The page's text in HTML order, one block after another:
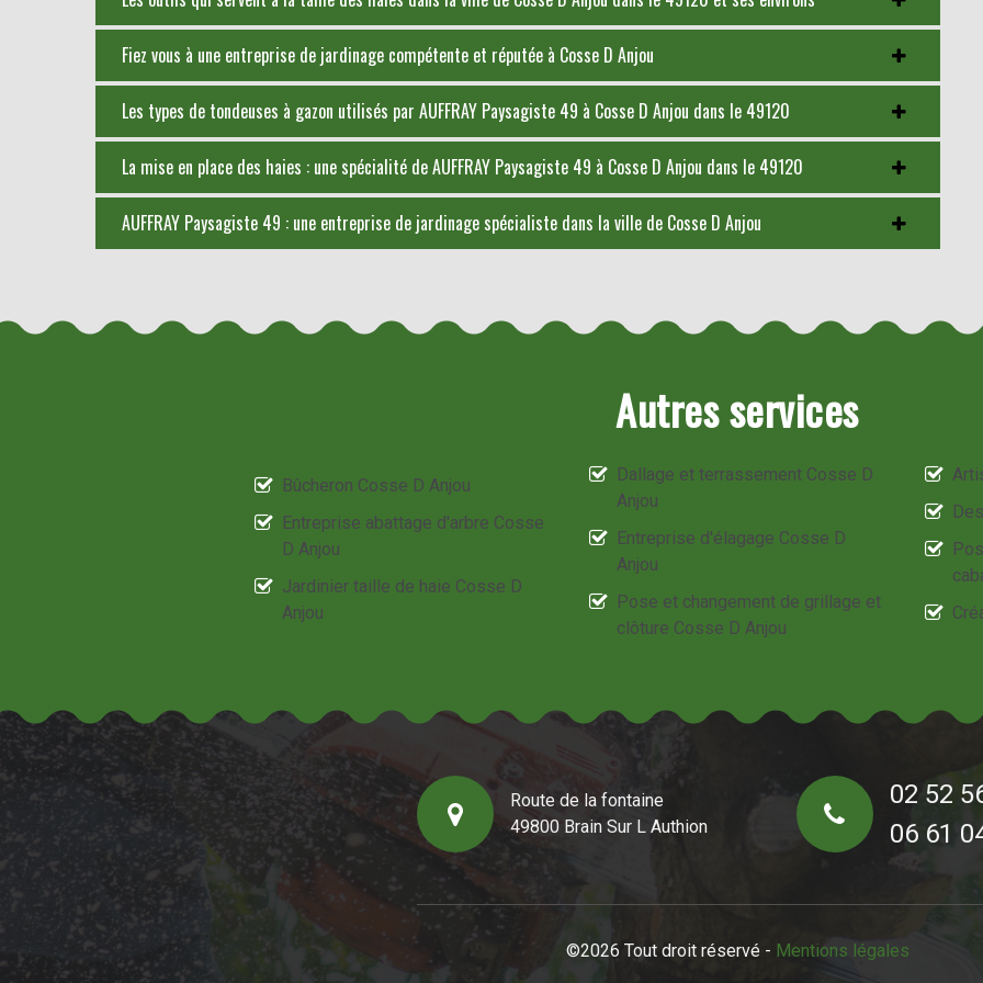
Fiez vous à une entreprise de jardinage compétente et réputée à Cosse D Anjou
Les types de tondeuses à gazon utilisés par AUFFRAY Paysagiste 49 à Cosse D Anjou dans le 49120
La mise en place des haies : une spécialité de AUFFRAY Paysagiste 49 à Cosse D Anjou dans le 49120
AUFFRAY Paysagiste 49 : une entreprise de jardinage spécialiste dans la ville de Cosse D Anjou
Autres services
Bûcheron Cosse D Anjou
Entreprise abattage d'arbre Cosse
D Anjou
Jardinier taille de haie Cosse D
Anjou
Dallage et terrassement Cosse D
Anjou
Entreprise d'élagage Cosse D
Anjou
Pose et changement de grillage et
clôture Cosse D Anjou
Route de la fontaine
49800 Brain Sur L Authion
02 52
06 61
©2026 Tout droit réservé - Mentions légales